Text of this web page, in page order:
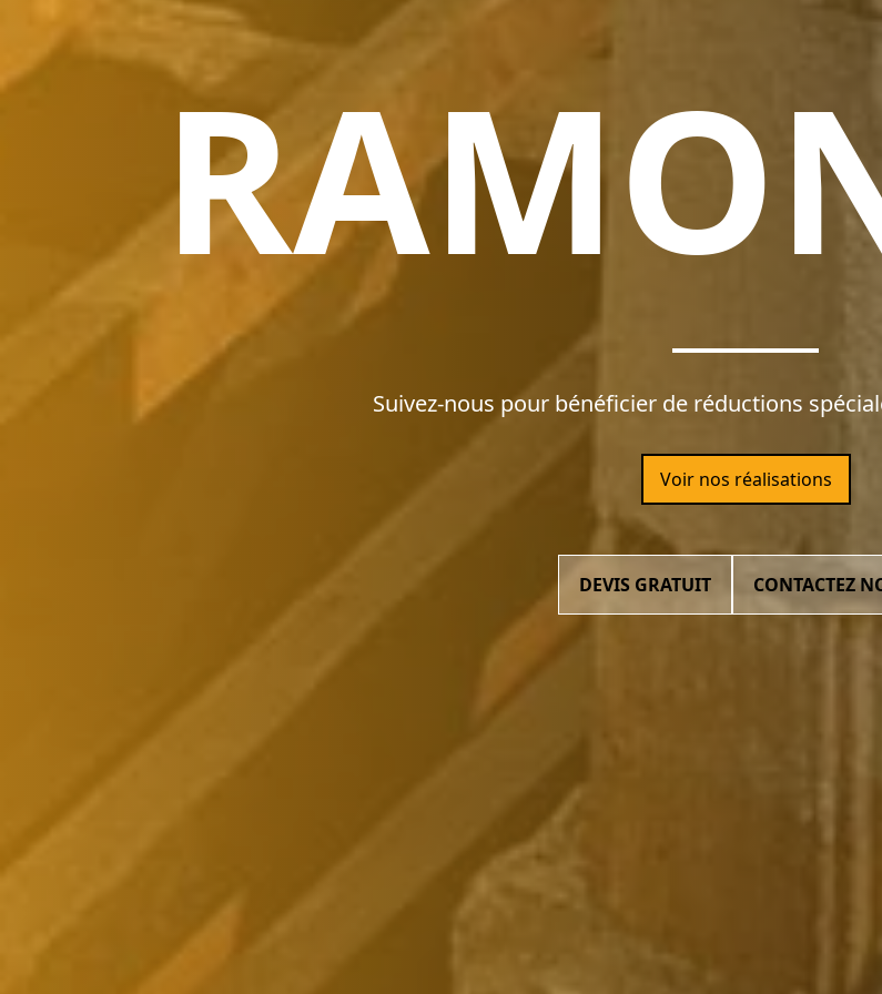
Suivez-nous pour bénéficier de réductions
Voir nos réalisations
DEVIS GRATUIT CONTACTEZ